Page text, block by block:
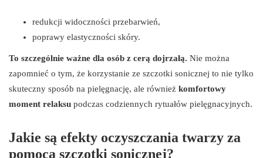
redukcji widoczności przebarwień,
poprawy elastyczności skóry.
To szczególnie ważne dla osób z cerą dojrzałą. Nie można
zapomnieć o tym, że korzystanie ze szczotki sonicznej to nie tylko
skuteczny sposób na pielęgnację, ale również komfortowy
moment relaksu podczas codziennych rytuałów pielęgnacyjnych.
Jakie są efekty oczyszczania twarzy za
pomocą szczotki sonicznej?